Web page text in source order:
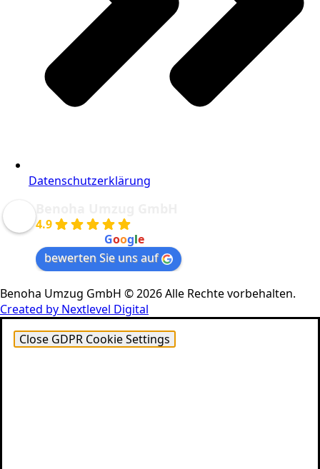
Datenschutzerklärung
4.9
Google
bewerten Sie uns auf
Benoha Umzug GmbH © 2026 Alle Rechte vorbehalten.
Created by Nextlevel Digital
Close GDPR Cookie Settings